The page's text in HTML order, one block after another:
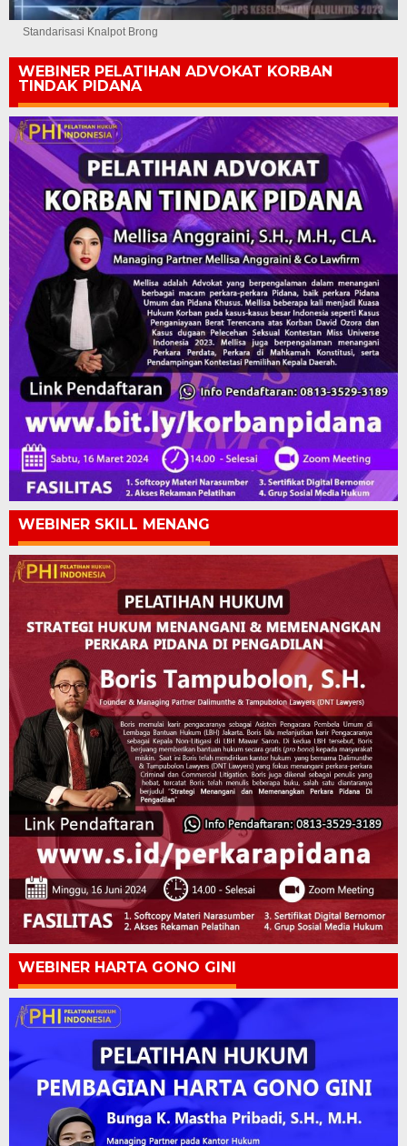
Standarisasi Knalpot Brong
WEBINER PELATIHAN ADVOKAT KORBAN
TINDAK PIDANA
WEBINER SKILL MENANG
WEBINER HARTA GONO GINI